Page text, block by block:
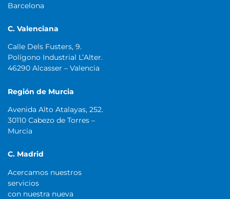
Barcelona
C. Valenciana
Calle Dels Fusters, 9.
Polígono Industrial L’Alter.
46290 Alcasser – Valencia
Región de Murcia
Avenida Alto Atalayas, 252.
30110 Cabezo de Torres –
Murcia
C. Madrid
Acercamos nuestros
servicios
con nuestra nueva